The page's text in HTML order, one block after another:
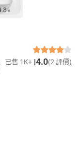
已售 1K+ 4.0(2 評價)